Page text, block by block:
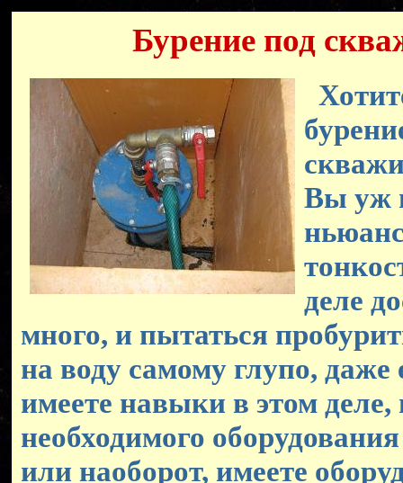
Бурение под
Вы уж
деле
много, и пытаться
на воду самому глупо, даже
имеете навыки в этом деле,
необходимого
или наоборот, имеете